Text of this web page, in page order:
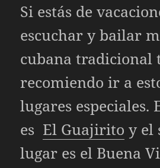
Si estás de
escuchar y bailar
cubana tradicional
recomiendo ir a
lugares especiales.
es El Guajirito y el
lugar es el Buena